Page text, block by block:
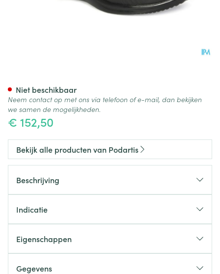
€ 152,50
Niet beschikbaar
Neem contact op met ons via telefoon of e-mail, dan bekijken
we samen de mogelijkheden.
Bekijk alle producten van Podartis
Beschrijving
Indicatie
Eigenschappen
Gegevens